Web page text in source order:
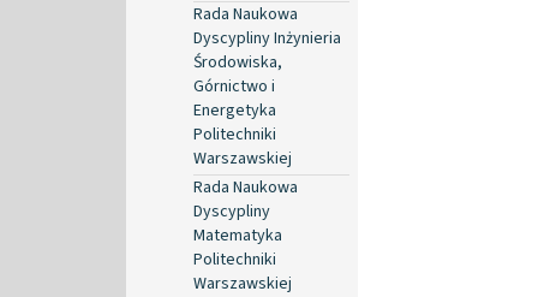
Rada Naukowa
Dyscypliny Inżynieria
Środowiska,
Górnictwo i
Energetyka
Politechniki
Warszawskiej
Rada Naukowa
Dyscypliny
Matematyka
Politechniki
Warszawskiej